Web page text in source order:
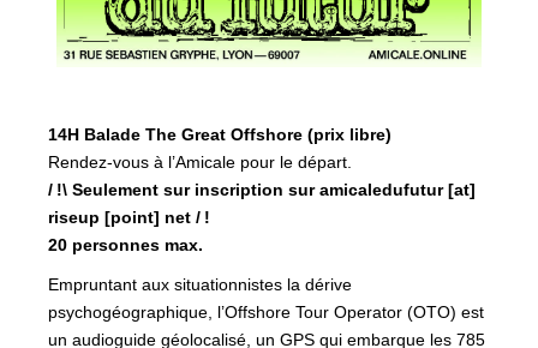
14H Balade The Great Offshore (prix libre)
Rendez-vous à l’Amicale pour le départ.
/ !\ Seulement sur inscription sur amicaledufutur [at]
riseup [point] net / !
20 personnes max.
Empruntant aux situationnistes la dérive
psychogéographique, l’Offshore Tour Operator (OTO) est
un audioguide géolocalisé, un GPS qui embarque les 785